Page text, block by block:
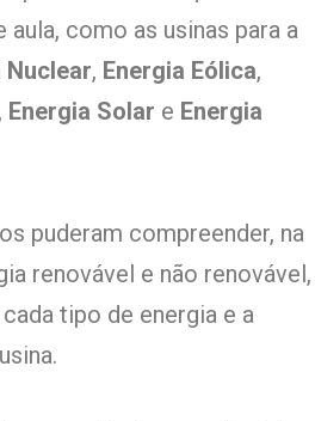
aula, como as usinas para a
Nuclear, Energia Eólica,
, Energia Solar e Energia
puderam compreender, na
renovável e não renovável,
tipo de energia e a